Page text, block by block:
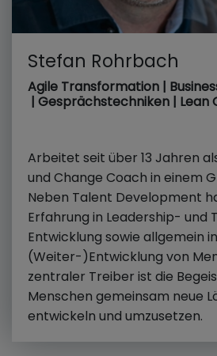
Stefan Rohrbach
Agile Transformation |
| Gesprächstechniken | Lean
Arbeitet seit über 13 Jahren
und Change Coach in einem
Neben Talent Development
Erfahrung in Leadership- und
Entwicklung sowie allgemein
(Weiter-)Entwicklung von
zentraler Treiber ist die
Menschen gemeinsam neue
entwickeln und umzusetzen.